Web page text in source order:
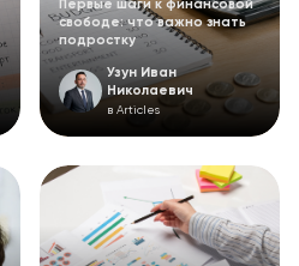
Первые шаги к финансовой
свободе: что важно знать
подростку
Узун Иван
Николаевич
в Articles